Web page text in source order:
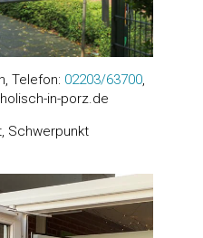
Telefon: 02203/63700,
in-porz.de
Schwerpunkt